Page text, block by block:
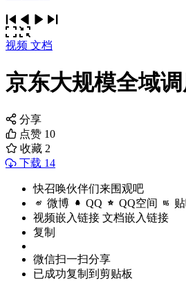
视频 文档
京东大规模全域
分享
点赞 10
收藏 2
下载 14
快召唤伙伴们来围观吧
微博 QQ QQ空间
视频嵌入链接 文档嵌入链接
复制
微信扫一扫分享
已成功复制到剪贴板